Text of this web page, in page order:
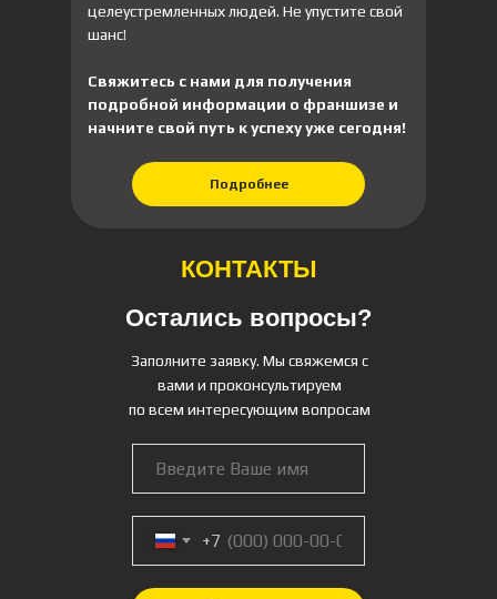
целеустремленных людей. Не упустите свой
шанс!
Свяжитесь с нами для получения
подробной информации о франшизе и
начните свой путь к успеху уже сегодня!
Подробнее
КОНТАКТЫ
+7
Заполните заявку. Мы свяжемся с
вами и проконсультируем
по всем интересующим вопросам
Остались вопросы?